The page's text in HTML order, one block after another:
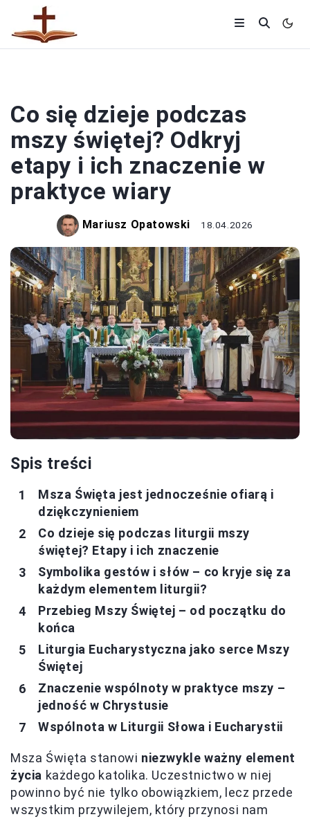
Co się dzieje podczas
mszy świętej? Odkryj
etapy i ich znaczenie w
praktyce wiary
Mariusz Opatowski 18.04.2026
Spis treści
Msza Święta jest jednocześnie ofiarą i
dziękczynieniem
Co dzieje się podczas liturgii mszy
świętej? Etapy i ich znaczenie
Symbolika gestów i słów – co kryje się za
każdym elementem liturgii?
Przebieg Mszy Świętej – od początku do
końca
Liturgia Eucharystyczna jako serce Mszy
Świętej
Znaczenie wspólnoty w praktyce mszy –
jedność w Chrystusie
Wspólnota w Liturgii Słowa i Eucharystii
Msza Święta stanowi niezwykle ważny element
życia każdego katolika. Uczestnictwo w niej
powinno być nie tylko obowiązkiem, lecz przede
wszystkim przywilejem, który przynosi nam